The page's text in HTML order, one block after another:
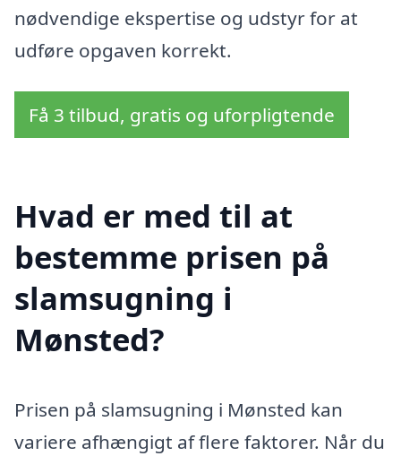
nødvendige ekspertise og udstyr for at
udføre opgaven korrekt.
Få 3 tilbud, gratis og uforpligtende
Hvad er med til at
bestemme prisen på
slamsugning i
Mønsted?
Prisen på slamsugning i Mønsted kan
variere afhængigt af flere faktorer. Når du